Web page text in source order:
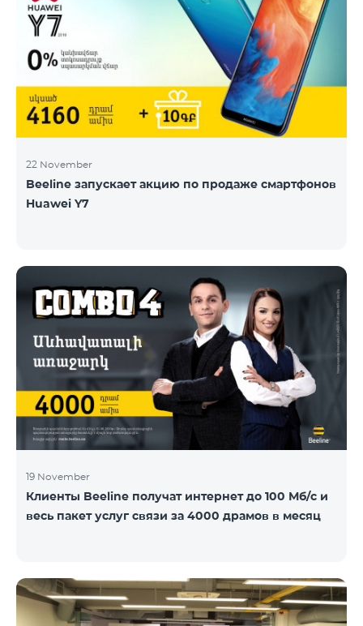
22 November
Beeline запускает акцию по продаже смартфонов
Huawei Y7
19 November
Клиенты Beeline получат интернет до 100 Мб/с и
весь пакет услуг связи за 4000 драмов в месяц